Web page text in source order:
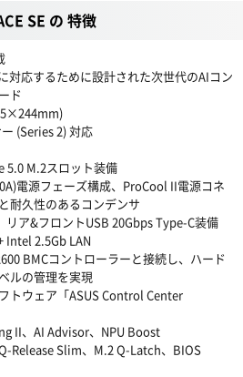
SE の 特徴
対応するために設計された次世代のAIコン
ド
(Series 2) 対応
5.0 M.2スロット装備
電源フェーズ構成、ProCool II電源コネ
耐久性のあるコンデンサ
ア&フロントUSB 20Gbps Type-C装備
Intel 2.5Gb LAN
BMCコントローラーと接続し、ハード
ルの管理を実現
トウェア「ASUS Control Center
II、AI Advisor、NPU Boost
Release Slim、M.2 Q-Latch、BIOS